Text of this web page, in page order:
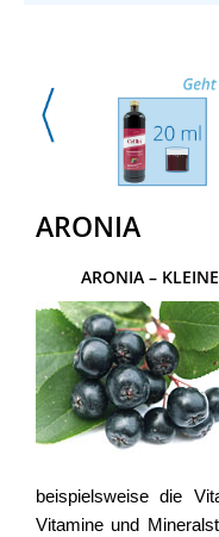
ARONIA
ARONIA –
beispielsweise die
Vitamine und